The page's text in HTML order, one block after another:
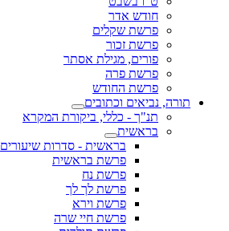
חודש אדר
פרשת שקלים
פרשת זכור
פורים, מגילת אסתר
פרשת פרה
פרשת החודש
תורה, נביאים וכתובים
תנ"ך - כללי, ביקורת המקרא
בראשית
בראשית - סדרות שיעורים
פרשת בראשית
פרשת נח
פרשת לך לך
פרשת וירא
פרשת חיי שרה